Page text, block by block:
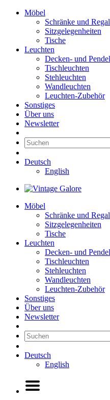
Möbel
Schränke und
Sitzgelegenheiten
Tische
Leuchten
Decken- und
Tischleuchten
Stehleuchten
Wandleuchten
Leuchten-Zubehör
Sonstiges
Über uns
Newsletter
Deutsch
English
Möbel
Schränke und
Sitzgelegenheiten
Tische
Leuchten
Decken- und
Tischleuchten
Stehleuchten
Wandleuchten
Leuchten-Zubehör
Sonstiges
Über uns
Newsletter
Deutsch
English